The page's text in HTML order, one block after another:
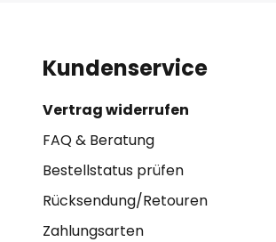
Kundenservice
Vertrag widerrufen
FAQ & Beratung
Bestellstatus prüfen
Rücksendung/Retouren
Zahlungsarten